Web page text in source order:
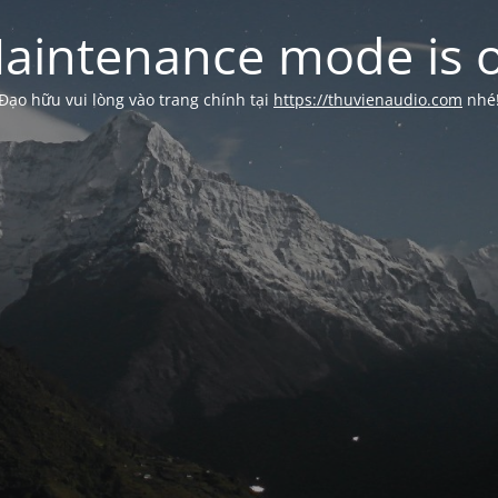
mode is
hữu vui lòng vào trang chính tại https://thuvienaudio.com